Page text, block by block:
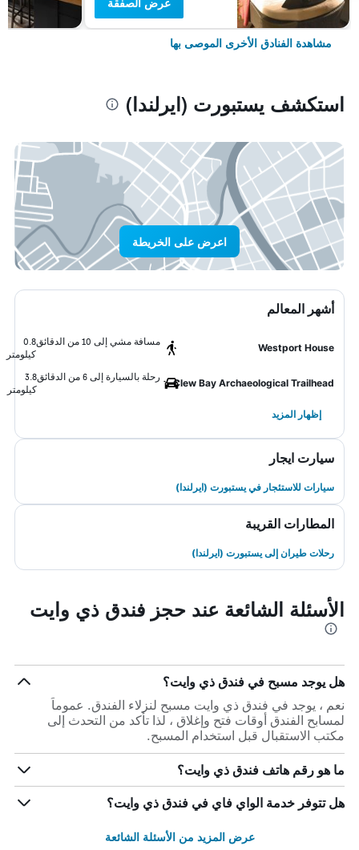
مشاهدة الفنادق الأخرى الموصى بها
استكشف يستبورت (ايرلندا)
اعرض على الخريطة
أشهر المعالم
Westport House
مسافة مشي إلى 10 من الدقائق
0.8
كيلومتر
Clew Bay Archaeological Trailhead
رحلة بالسيارة إلى 6 من الدقائق
3.8
كيلومتر
إظهار المزيد
سيارت ايجار
سيارات للاستئجار في يستبورت (ايرلندا)
المطارات القريبة
رحلات طيران إلى يستبورت (ايرلندا)
الأسئلة الشائعة عند حجز فندق ذي وايت
هل يوجد مسبح في فندق ذي وايت؟
نعم ، يوجد في فندق ذي وايت مسبح لنزلاء الفندق. عموماً
لمسابح الفندق أوقات فتح وإغلاق ، لذا تأكد من التحدث إلى
مكتب الاستقبال قبل استخدام المسبح.
ما هو رقم هاتف فندق ذي وايت؟
هل تتوفر خدمة الواي فاي في فندق ذي وايت؟
عرض المزيد من الأسئلة الشائعة